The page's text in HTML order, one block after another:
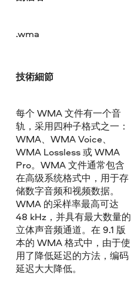
.wma
技術細節
每个 WMA 文件有一个音
轨，采用四种子格式之一：
WMA、WMA Voice、
WMA Lossless 或 WMA
Pro。WMA 文件通常包含
在高级系统格式中，用于存
储数字音频和视频数据。
WMA 的采样率最高可达
48 kHz，并具有最大数量的
立体声音频通道。在 9.1 版
本的 WMA 格式中，由于使
用了降低延迟的方法，编码
延迟大大降低。